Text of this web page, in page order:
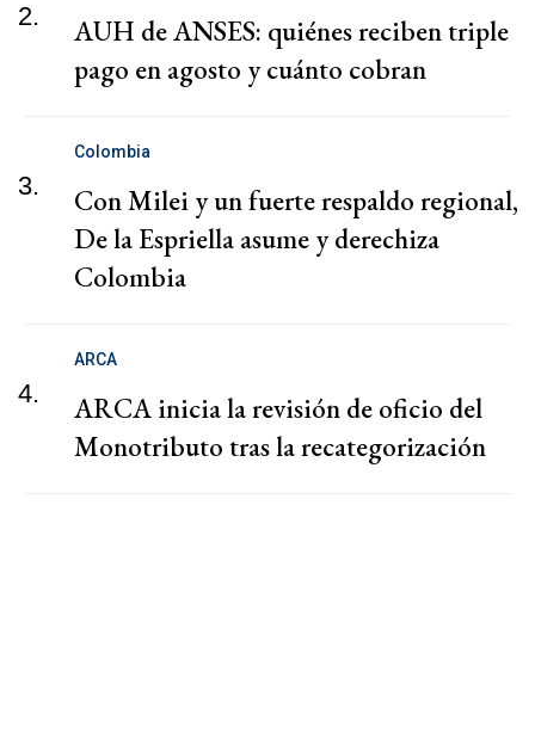
2.
AUH de ANSES: quiénes reciben triple
pago en agosto y cuánto cobran
3.
Colombia
Con Milei y un fuerte respaldo regional,
De la Espriella asume y derechiza
Colombia
4.
ARCA
ARCA inicia la revisión de oficio del
Monotributo tras la recategorización